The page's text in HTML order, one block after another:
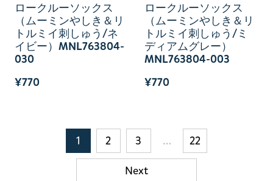
ロークルーソックス
（ムーミンやしき＆リ
トルミイ刺しゅう/ネ
イビー）MNL763804-
030
¥770
ロークルーソックス
（ムーミンやしき＆リ
トルミイ刺しゅう/ミ
ディアムグレー）
MNL763804-003
¥770
1 2 3 … 22
Next